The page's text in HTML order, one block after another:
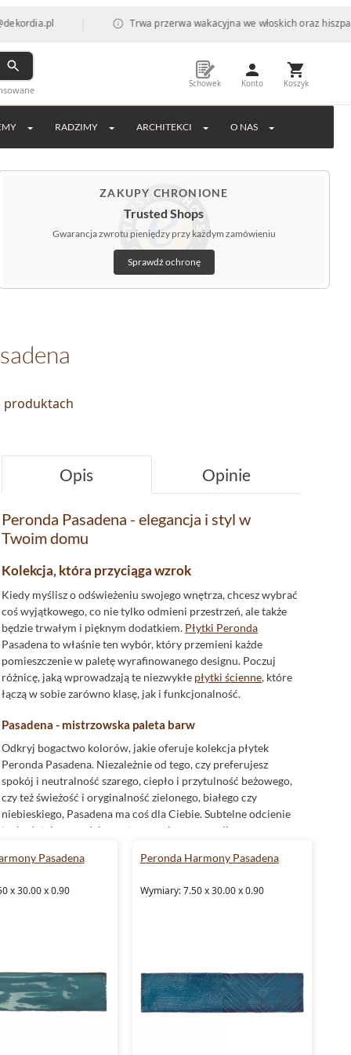
| Trwa przerwa wakacyjna we włoskich oraz
Schowek Konto Koszyk
RADZIMY ARCHITEKCI O NAS
ZAKUPY CHRONIONE
Trusted Shops
Gwarancja zwrotu pieniędzy przy każdym zamówieniu
Sprawdź ochronę
produktach
Opis Opinie
Peronda Pasadena - elegancja i styl w
Twoim domu
Kolekcja, która przyciąga wzrok
Kiedy myślisz o odświeżeniu swojego wnętrza, chcesz wybrać
coś wyjątkowego, co nie tylko odmieni przestrzeń, ale także
będzie trwałym i pięknym dodatkiem. Płytki Peronda
Pasadena to właśnie ten wybór, który przemieni każde
pomieszczenie w paletę wyrafinowanego designu. Poczuj
różnicę, jaką wprowadzają te niezwykłe płytki ścienne, które
łączą w sobie zarówno klasę, jak i funkcjonalność.
Pasadena - mistrzowska paleta barw
Odkryj bogactwo kolorów, jakie oferuje kolekcja płytek
Peronda Pasadena. Niezależnie od tego, czy preferujesz
spokój i neutralność szarego, ciepło i przytulność beżowego,
czy też świeżość i oryginalność zielonego, białego czy
niebieskiego, Pasadena ma coś dla Ciebie. Subtelne odcienie
tych płytek pozwalają na stworzenie spersonalizowanego,
indywidualny gust.
Doskonale wykończenie w każdym calu
światło, dodając pomieszczeniu głębi i rozświetlając
przestrzeń. Jest to doskonały wybór dla osób ceniących sobie
Pasadena
x 30.00 x 0.90
Peronda Harmony Pasadena
Wymiary: 7.50 x 30.00 x 0.90